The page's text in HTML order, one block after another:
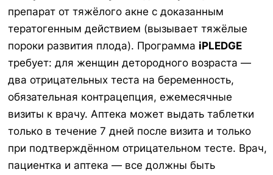
препарат от тяжёлого акне с доказанным
тератогенным действием (вызывает тяжёлые
пороки развития плода). Программа iPLEDGE
требует: для женщин детородного возраста —
два отрицательных теста на беременность,
обязательная контрацепция, ежемесячные
визиты к врачу. Аптека может выдать таблетки
только в течение 7 дней после визита и только
при подтверждённом отрицательном тесте. Врач,
пациентка и аптека — все должны быть